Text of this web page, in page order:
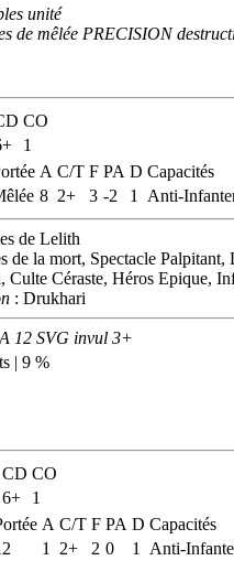
unité
de mêlée PRECISION
CO
1
A C/T F PA D Capacités
8 2+ 3 -2 1 Anti-
de Lelith
de la mort, Spectacle
Culte Céraste, Héros Epique,
: Drukhari
12 SVG invul 3+
| 9 %
CD CO
6+
1
A C/T F PA D Capacités
1 2+ 2 0 1
Anti-